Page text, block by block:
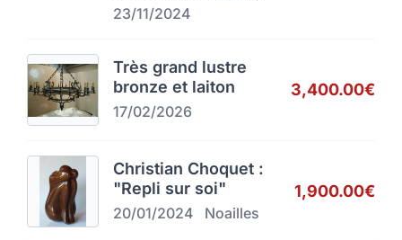
23/11/2024
Très grand lustre
bronze et laiton
17/02/2026
3,400.00€
Christian Choquet :
"Repli sur soi"
20/01/2024 Noailles
1,900.00€